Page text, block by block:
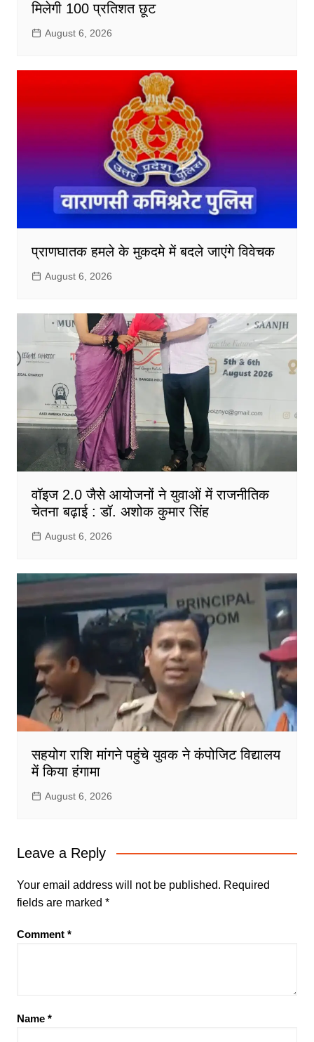
मिलेगी 100 प्रतिशत छूट
August 6, 2026
प्राणघातक हमले के मुकदमे में बदले जाएंगे विवेचक
August 6, 2026
वॉइज 2.0 जैसे आयोजनों ने युवाओं में राजनीतिक
चेतना बढ़ाई : डॉ. अशोक कुमार सिंह
August 6, 2026
सहयोग राशि मांगने पहुंचे युवक ने कंपोजिट विद्यालय
में किया हंगामा
August 6, 2026
Leave a Reply
Your email address will not be published. Required
fields are marked *
Comment *
Name *